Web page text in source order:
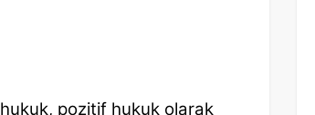
hukuk, pozitif hukuk olarak